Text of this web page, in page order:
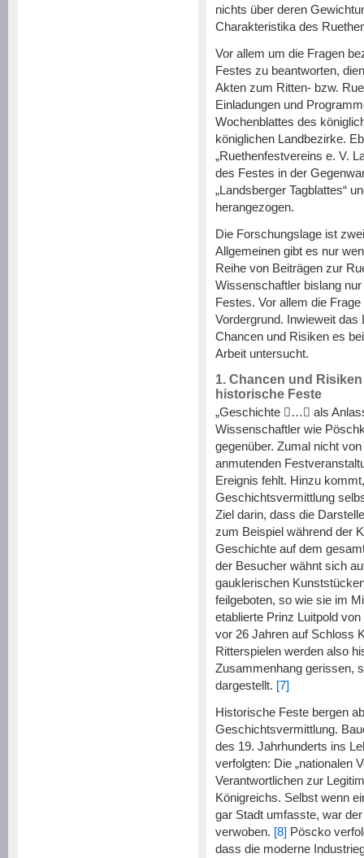
nichts über deren
Charakteristika des
Vor allem um die Fragen
Festes zu beantworten,
Akten zum Ritten- bzw.
Einladungen und
Wochenblattes des
königlichen Landbezirke.
„Ruethenfestvereins e. V.
des Festes in der
„Landsberger Tagblattes“
herangezogen.
Die Forschungslage ist
Allgemeinen gibt es nur
Reihe von Beiträgen zur
Wissenschaftler bislang
Festes. Vor allem die
Vordergrund. Inwieweit
Chancen und Risiken es
Arbeit untersucht.
1. Chancen und
historische Feste
„Geschichte  …  als
Wissenschaftler wie
gegenüber. Zumal nicht
anmutenden
Ereignis fehlt. Hinzu
Geschichtsvermittlung
Ziel darin, dass die
zum Beispiel während der
Geschichte auf dem
der Besucher wähnt sich
gauklerischen
feilgeboten, so wie sie im
etablierte Prinz Luitpold
vor 26 Jahren auf Schloss
Ritterspielen werden also
Zusammenhang gerissen,
dargestellt. [7]
Historische Feste bergen
Geschichtsvermittlung.
des 19. Jahrhunderts ins
verfolgten: Die „nationalen
Verantwortlichen zur
Königreichs. Selbst wenn
gar Stadt umfasste, war
verwoben. [8] Pöscko
dass die moderne